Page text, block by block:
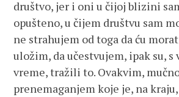
društvo, jer i oni u čijoj blizini
opušteno, u čijem društvu sam
ne strahujem od toga da ću
uložim, da učestvujem, ipak su, s
vreme, tražili to. Ovakvim,
prenemaganjem koje je, na